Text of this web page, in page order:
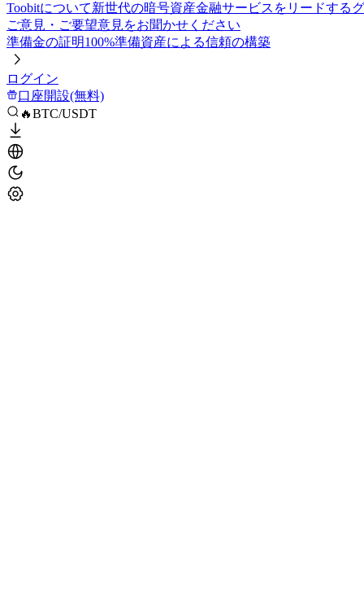
Toobitについて新世代の暗号資産金融サービスをリードする
ご意見・ご要望意見をお聞かせください
準備金の証明100%準備資産による信頼の構築
ログイン
口座開設(無料)
🔥BTC/USDT